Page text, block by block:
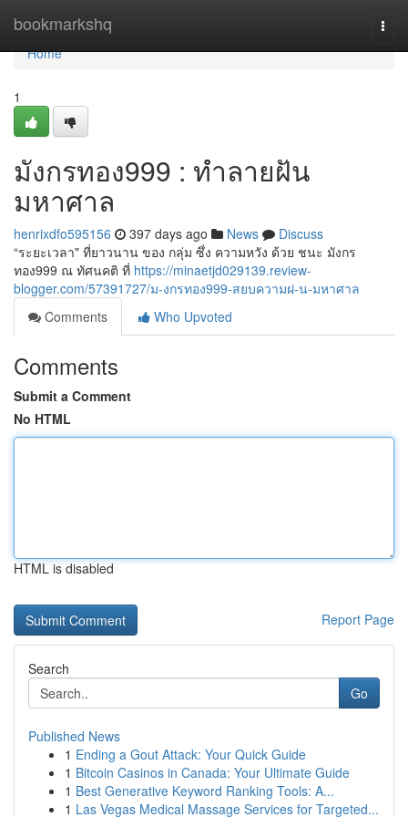
bookmarkshq
Home
Home
1
มังกรทอง999 : ทำลายฝัน
มหาศาล
henrixdfo595156 397 days ago News
Discuss
“ระยะเวลา" ที่ยาวนาน ของ กลุ่ม ซึ่ง ความหวัง ด้วย ชนะ มังกร
ทอง999 ณ ทัศนคติ ที่ https://minaetjd029139.review-
blogger.com/57391727/ม-งกรทอง999-สยบความฝ-น-มหาศาล
Comments
Who Upvoted
Comments
Submit a Comment
No HTML
HTML is disabled
Report Page
Search
Go
Published News
1 Ending a Gout Attack: Your Quick Guide
1 Bitcoin Casinos in Canada: Your Ultimate Guide
1 Best Generative Keyword Ranking Tools: A...
1 Las Vegas Medical Massage Services for Targeted...